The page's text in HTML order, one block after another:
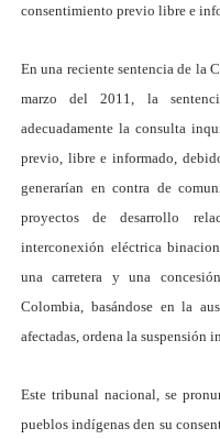
consentimiento previo libre e
En una reciente sentencia de la
marzo del 2011, la
adecuadamente la consulta
previo, libre e informado,
generarían en contra de
proyectos de desarrollo
interconexión eléctrica
una carretera y una
Colombia, basándose en la
afectadas, ordena la suspensión
Este tribunal nacional, se
pueblos indígenas den su